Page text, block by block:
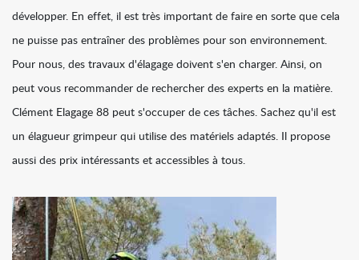
développer. En effet, il est très important de faire en sorte que cela
ne puisse pas entraîner des problèmes pour son environnement.
Pour nous, des travaux d'élagage doivent s'en charger. Ainsi, on
peut vous recommander de rechercher des experts en la matière.
Clément Elagage 88 peut s'occuper de ces tâches. Sachez qu'il est
un élagueur grimpeur qui utilise des matériels adaptés. Il propose
aussi des prix intéressants et accessibles à tous.